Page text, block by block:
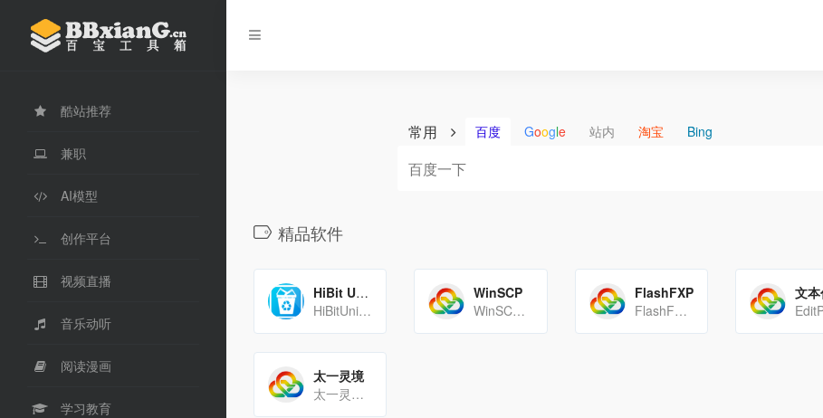
酷站推荐
兼职
AI模型
创作平台
视频直播
音乐动听
阅读漫画
学习教育
常用 百度 Google 站内 淘宝 Bing
精品软件
HiBit Uninstaller 软件卸载
HiBitUninstaller是一个Windows软件工具，这个小工具可以帮助我们把电脑中不需要的软[…]
WinSCP
WinSCP是一个开源的免费SFTP客户端、FTP客户端、WebDAV客户端、S3客户端和SCP[…]
FlashFXP
FlashFXP中文版是一款功能强大的FXP/FTP软件，集成了其它好的FTP软件的优点，支持文件夹的传输，并[…]
太一灵境
太一灵境是拥有丰富、优质和创新性的元宇宙平台，率先使用虚幻引擎5（UE5）技术，为中国的元宇宙产业发展和用户沉[…]